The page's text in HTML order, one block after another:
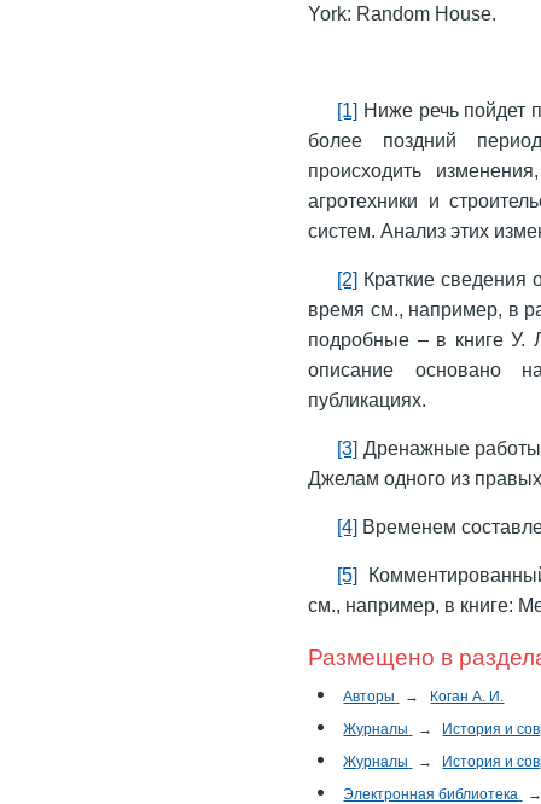
York: Random House.
[1] Ниже речь пойдет
более поздний
происходить
агротехники и
систем. Анализ этих
[2] Краткие
время см., например, в
подробные – в книге У.
описание основано
публикациях.
[3] Дренажные
Джелам одного из
[4] Временем
[5]
см., например, в книге:
Размещено в
Авторы →
Коган А. И.
Журналы
→
История и
Журналы
→
История и
Электронная библиотека